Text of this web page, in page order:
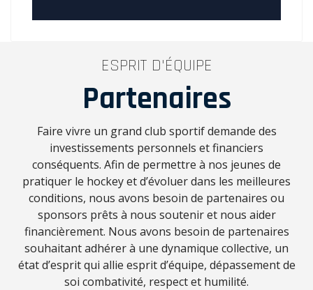
ESPRIT D'ÉQUIPE
Partenaires
Faire vivre un grand club sportif demande des
investissements personnels et financiers
conséquents. Afin de permettre à nos jeunes de
pratiquer le hockey et d’évoluer dans les meilleures
conditions, nous avons besoin de partenaires ou
sponsors prêts à nous soutenir et nous aider
financièrement. Nous avons besoin de partenaires
souhaitant adhérer à une dynamique collective, un
état d’esprit qui allie esprit d’équipe, dépassement de
soi combativité, respect et humilité.